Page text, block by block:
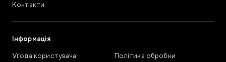
Контакти
Інформація
Угода користувача
Політика обробки